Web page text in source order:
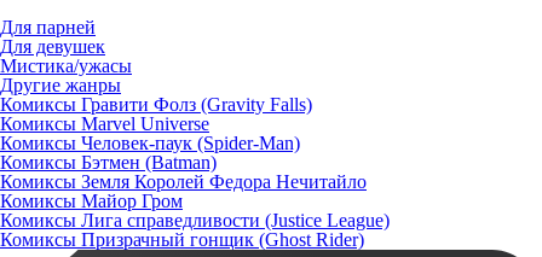
Для парней
Для девушек
Мистика/ужасы
Другие жанры
Комиксы Гравити Фолз (Gravity Falls)
Комиксы Marvel Universe
Комиксы Человек-паук (Spider-Man)
Комиксы Бэтмен (Batman)
Комиксы Земля Королей Федора Нечитайло
Комиксы Майор Гром
Комиксы Лига справедливости (Justice League)
Комиксы Призрачный гонщик (Ghost Rider)